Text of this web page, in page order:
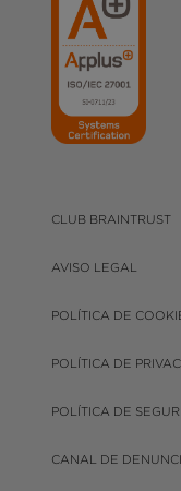
CLUB BRAINTRUST
AVISO LEGAL
POLÍTICA DE
POLÍTICA DE
POLÍTICA DE
CANAL DE